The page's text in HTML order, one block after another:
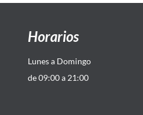
Horarios
Lunes a Domingo
de 09:00 a 21:00